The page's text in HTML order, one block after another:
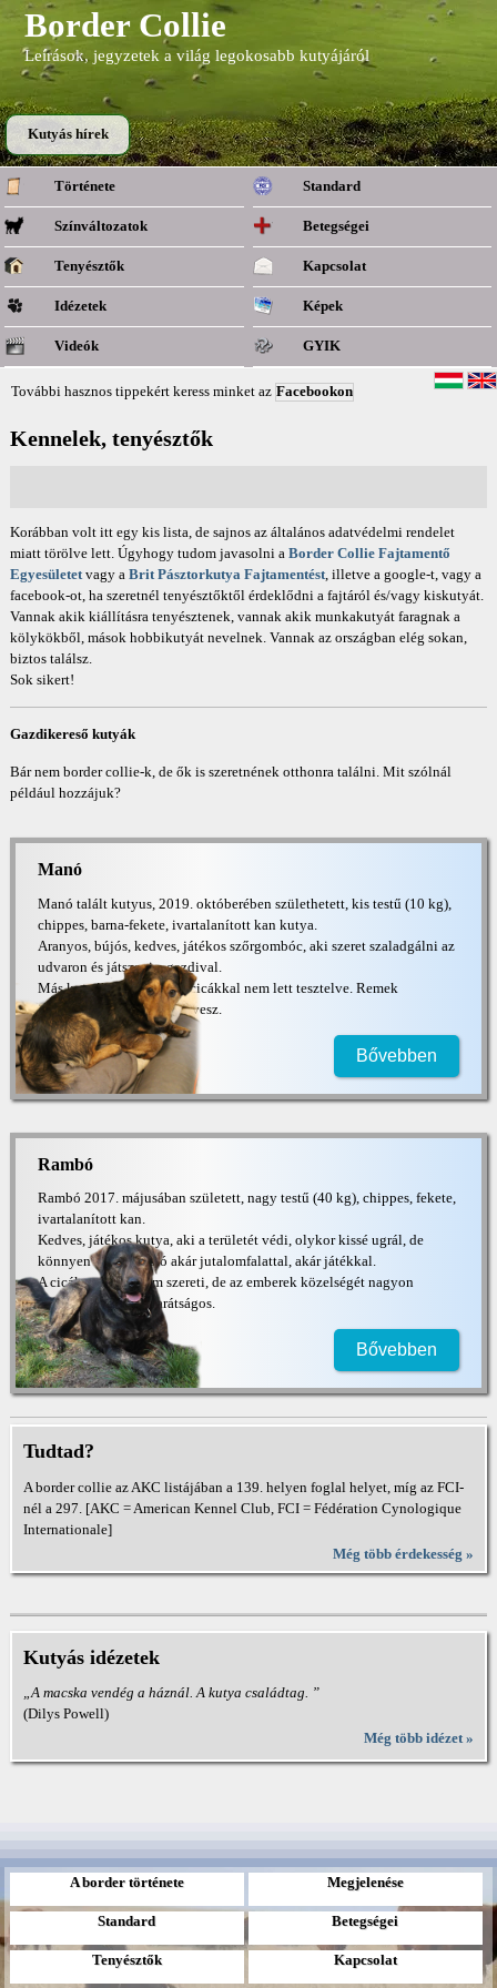
Border Collie
Leírások, jegyzetek a világ legokosabb kutyájáról
Kutyás hírek
Története Standard
Színváltozatok Betegségei
Tenyésztők Kapcsolat
Idézetek Képek
Videók GYIK
További hasznos tippekért keress minket az Facebookon
Kennelek, tenyésztők
Korábban volt itt egy kis lista, de sajnos az általános adatvédelmi rendelet
miatt törölve lett. Úgyhogy tudom javasolni a Border Collie Fajtamentő
Egyesületetvagy a Brit Pásztorkutya Fajtamentést, illetve a google-t, vagy a
facebook-ot, ha szeretnél tenyésztőktől érdeklődni a fajtáról és/vagy kiskutyát.
Vannak akik kiállításra tenyésztenek, vannak akik munkakutyát faragnak a
kölykökből, mások hobbikutyát nevelnek. Vannak az országban elég sokan,
biztos találsz.
Sok sikert!
Gazdikereső kutyák
Bár nem border collie-k, de ők is szeretnének otthonra találni. Mit szólnál
például hozzájuk?
Manó
Manó talált kutyus, 2019. októberében születhetett, kis testű (10 kg),
chippes, barna-fekete, ivartalanított kan kutya.
Aranyos, bújós, kedves, játékos szőrgombóc, aki szeret szaladgálni az
udvaron és játszani a gazdival.
Más kutyákkal jól kijön, cicákkal nem lett tesztelve. Remek
jelzőkutya, mindent észrevesz.
Bővebben
Rambó
Rambó 2017. májusában született, nagy testű (40 kg), chippes, fekete,
ivartalanított kan.
Kedves, játékos kutya, aki a területét védi, olykor kissé ugrál, de
könnyen motiválható akár jutalomfalattal, akár játékkal.
A cicákat sajnos nem szereti, de az emberek közelségét nagyon
igényli, másokkal barátságos.
Bővebben
Tudtad?
A border collie az AKC listájában a 139. helyen foglal helyet, míg az FCI-
nél a 297. [AKC = American Kennel Club, FCI = Fédération Cynologique
Internationale]
Még több érdekesség »
Kutyás idézetek
„A macska vendég a háznál. A kutya családtag. ”
(Dilys Powell)
Még több idézet »
A border története Megjelenése
Standard Betegségei
Tenyésztők Kapcsolat